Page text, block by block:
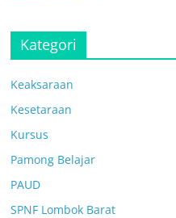
Kategori
Keaksaraan
Kesetaraan
Kursus
Pamong Belajar
PAUD
SPNF Lombok Barat